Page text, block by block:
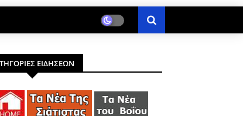
ΕΙΔΗΣΕΩΝ